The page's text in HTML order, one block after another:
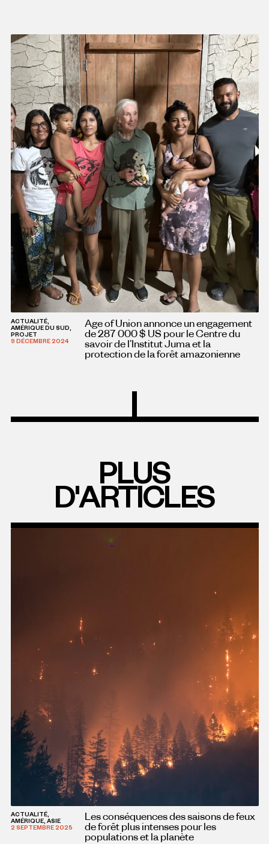
ACTUALITÉ,
AMÉRIQUE DU SUD,
PROJET
9 DÉCEMBRE 2024
Age of Union annonce un engagement
de 287 000 $ US pour le Centre du
savoir de l’Institut Juma et la
protection de la forêt amazonienne
PLUS
D'ARTICLES
ACTUALITÉ,
AMÉRIQUE, ASIE
2 SEPTEMBRE 2025
Les conséquences des saisons de feux
de forêt plus intenses pour les
populations et la planète